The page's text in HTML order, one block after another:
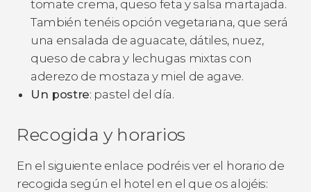
tomate crema, queso feta y salsa martajada.
También tenéis opción vegetariana, que será
una ensalada de aguacate, dátiles, nuez,
queso de cabra y lechugas mixtas con
aderezo de mostaza y miel de agave.
Un postre: pastel del día.
Recogida y horarios
En el siguiente enlace podréis ver el horario de
recogida según el hotel en el que os alojéis: